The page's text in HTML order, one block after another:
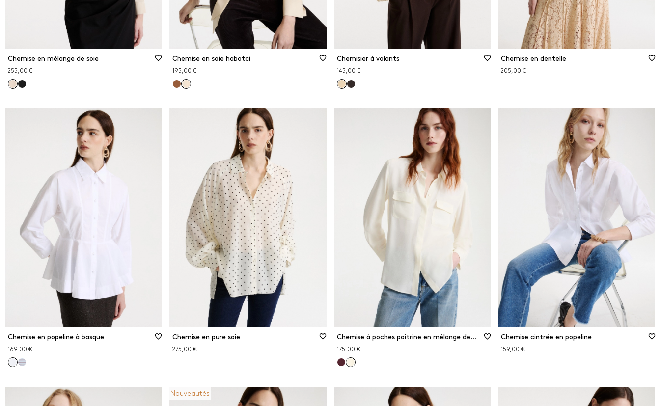
Chemise en mélange de soie
255,00 €
Chemise en soie habotai
195,00 €
Chemisier à volants
145,00 €
Chemise en dentelle
205,00 €
Chemise en popeline à basque
169,00 €
Chemise en pure soie
275,00 €
Chemise à poches poitrine en mélange de soie
175,00 €
Chemise cintrée en popeline
159,00 €
Nouveautés